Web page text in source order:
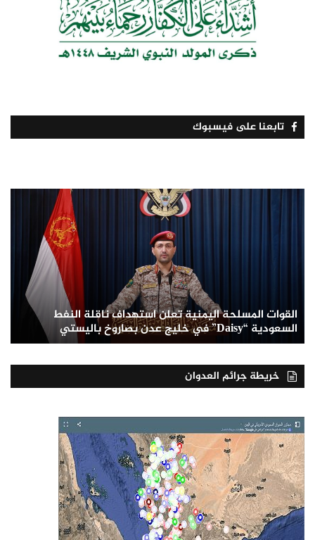
تابعنا على فيسبوك
القوات المسلحة اليمنية تعلن استهداف ناقلة النفط
السعودية “Daisy” في خليج عدن بصاروخ باليستي
خريطة جرائم العدوان